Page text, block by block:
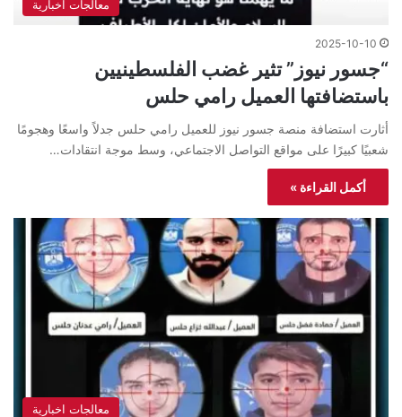
معالجات اخبارية
2025-10-10
“جسور نيوز” تثير غضب الفلسطينيين
باستضافتها العميل رامي حلس
أثارت استضافة منصة جسور نيوز للعميل رامي حلس جدلاً واسعًا وهجومًا
شعبيًا كبيرًا على مواقع التواصل الاجتماعي، وسط موجة انتقادات…
أكمل القراءة »
معالجات اخبارية